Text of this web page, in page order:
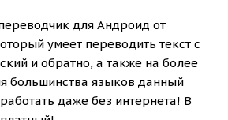
для Андроид от
умеет переводить текст с
и обратно, а также на более
большинства языков данный
даже без интернета! В